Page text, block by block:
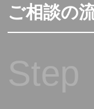
ご相談の